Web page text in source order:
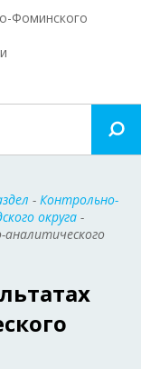
Фоминского
- Контрольно-
округа -